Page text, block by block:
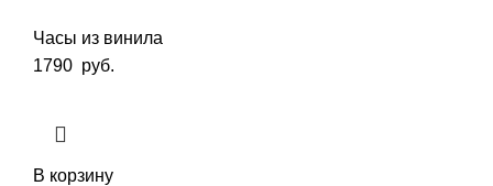
Часы из винила
1790 руб.
В корзину